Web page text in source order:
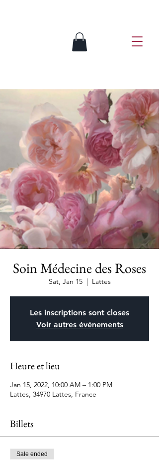
Soin Médecine des Roses
Sat, Jan 15
  |
Lattes
Les inscriptions sont closes
Voir autres événements
Heure et lieu
Jan 15, 2022, 10:00 AM – 1:00 PM
Lattes, 34970 Lattes, France
Billets
Sale ended